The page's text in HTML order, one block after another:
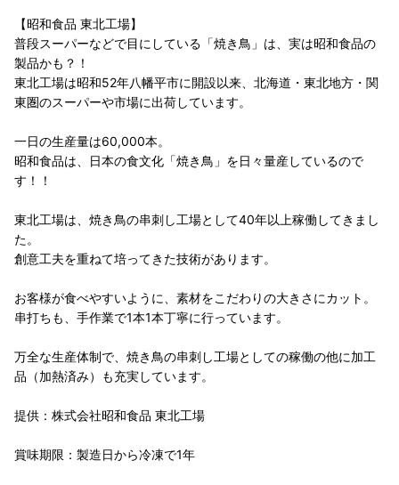
【昭和食品 東北工場】
普段スーパーなどで目にしている「焼き鳥」は、実は昭和食品の
製品かも？！
東北工場は昭和52年八幡平市に開設以来、北海道・東北地方・関
東圏のスーパーや市場に出荷しています。
一日の生産量は60,000本。
昭和食品は、日本の食文化「焼き鳥」を日々量産しているので
す！！
東北工場は、焼き鳥の串刺し工場として40年以上稼働してきまし
た。
創意工夫を重ねて培ってきた技術があります。
お客様が食べやすいように、素材をこだわりの大きさにカット。
串打ちも、手作業で1本1本丁寧に行っています。
万全な生産体制で、焼き鳥の串刺し工場としての稼働の他に加工
品（加熱済み）も充実しています。
提供：株式会社昭和食品 東北工場
賞味期限：製造日から冷凍で1年